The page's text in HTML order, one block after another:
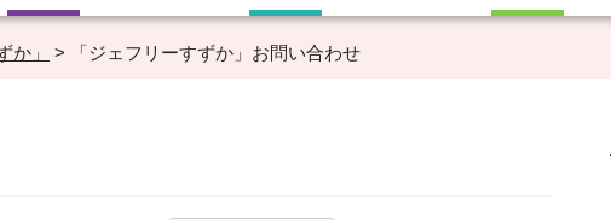
か」 > 「ジェフリーすずか」お問い合わせ